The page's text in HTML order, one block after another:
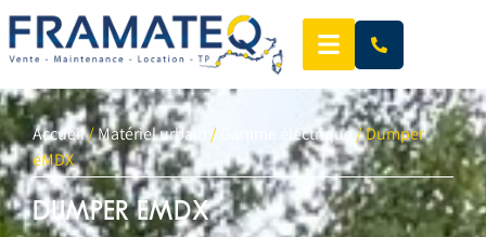
Accueil/Matériel urbain / Gamme électrique/ Dumper
eMDX
DUMPER EMDX